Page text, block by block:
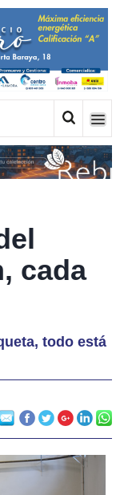
cada
todo está